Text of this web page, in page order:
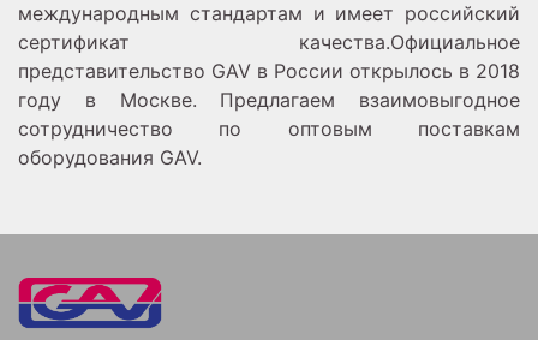
международным стандартам и имеет российский
сертификат качества.Официальное
представительство GAV в России открылось в 2018
году в Москве. Предлагаем взаимовыгодное
сотрудничество по оптовым поставкам
оборудования GAV.